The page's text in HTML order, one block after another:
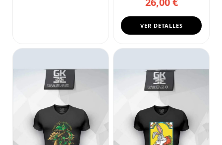
VER DETALLES